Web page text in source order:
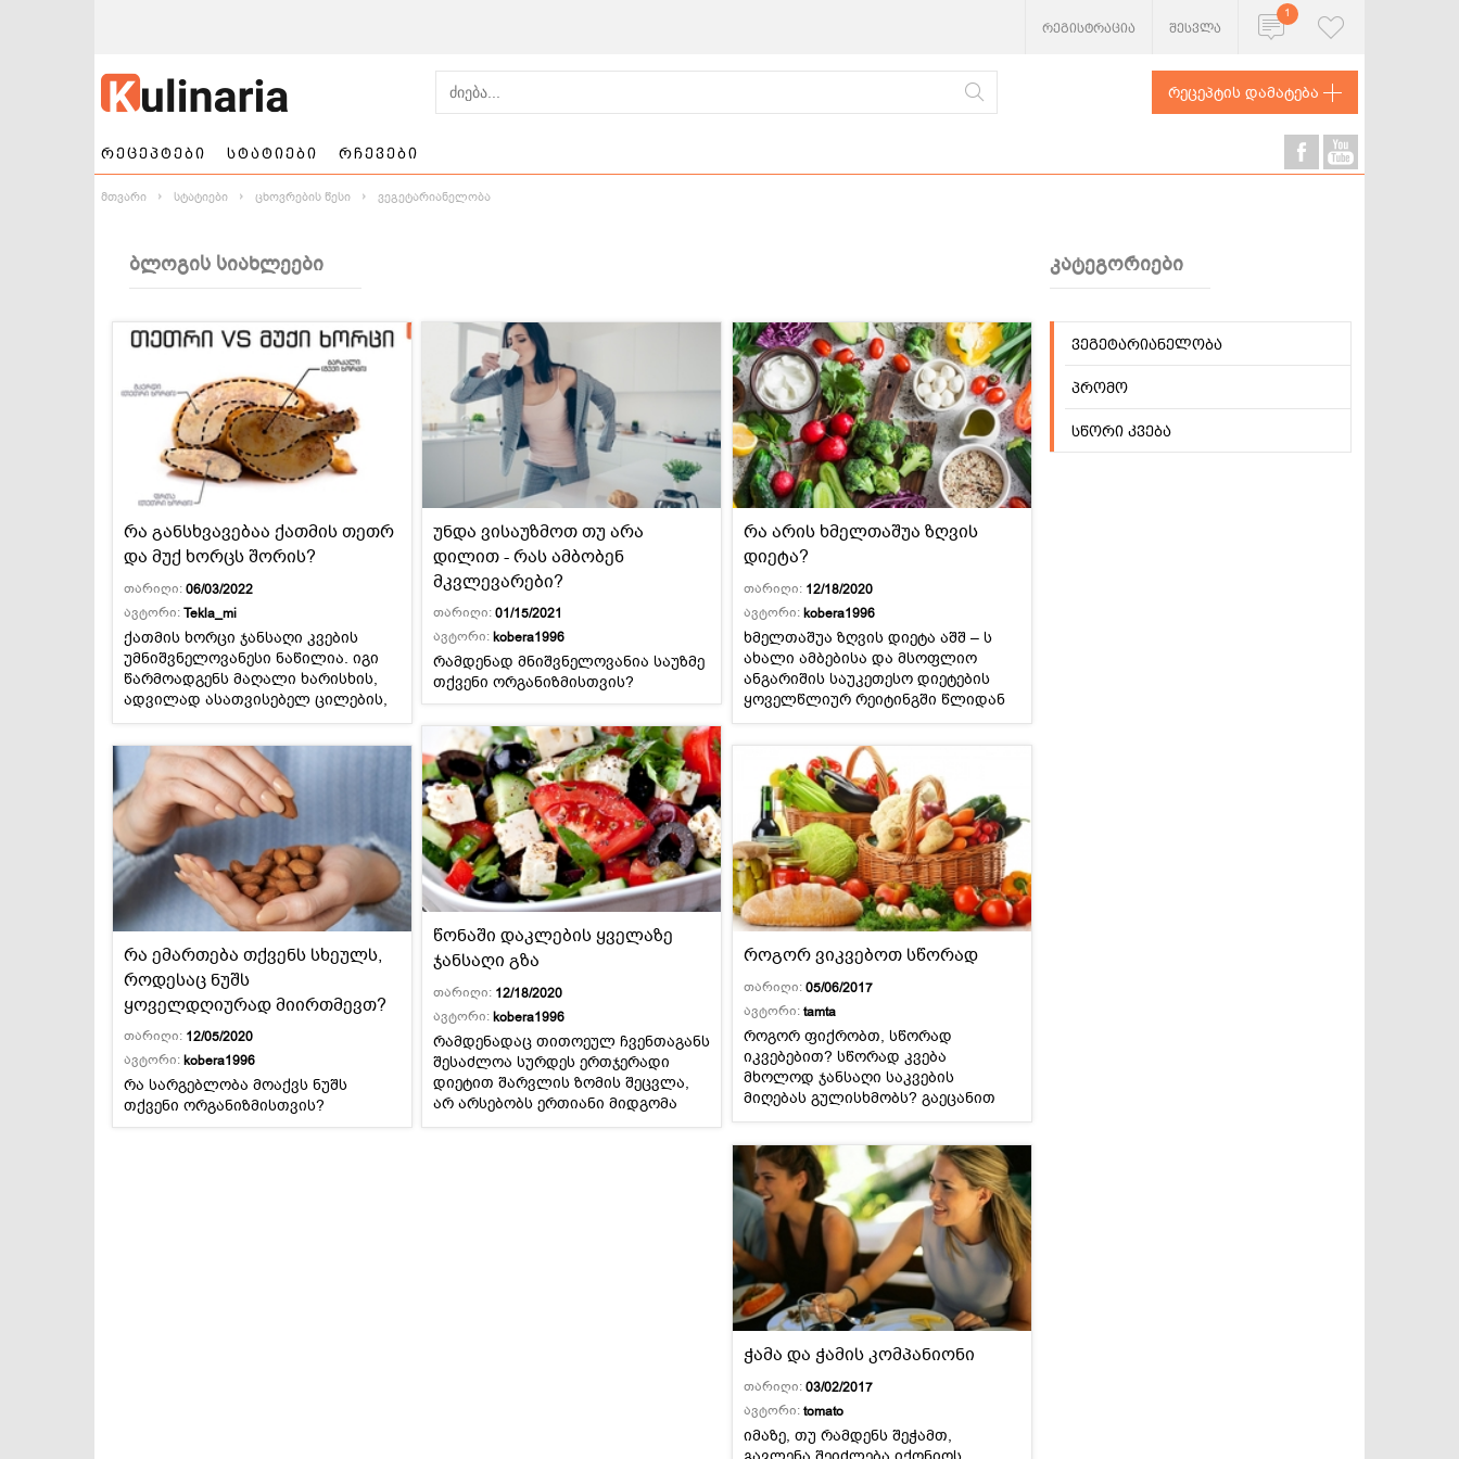
რეგისტრაცია შესვლა
1
რეცეპტის დამატება
რეცეპტები
ნამცხვრები და
ტორტები
სალათები
ქართული
სამზარეულო
წვნიანები ცომეული ხორცეული
თევზი და
ზღვის
პროდუქტები
დესერტები და
ტკბილეულობა
სამარხვო და
ვეგეტარიანული
მსოფლიო
სამზარეულო
სადღესასწაულო
პასტა და
სტატიები რჩევები
მთვარი სტატიები ცხოვრების წესი ვეგეტარიანელობა
ბლოგის სიახლეები
რა განსხვავებაა ქათმის თეთრ
და მუქ ხორცს შორის?
თარიღი:06/03/2022
ავტორი:Tekla_mi
ქათმის ხორცი ჯანსაღი კვების
უმნიშვნელოვანესი ნაწილია. იგი
წარმოადგენს მაღალი ხარისხის,
ადვილად ასათვისებელ ცილების,
ვიტამინების, ამინომჟავებისა და
მინერალური ნივთიერებების
შეუცვლელ წყაროს ნებისმიერი
ასაკის ორგანიზმისთვის. როდესაც
საქმე ეხება ქათმის ნაჭრის
არჩევას, რომელს ანიჭებთ
უპირატესობას ქათმის თეთრ თუ
მუქ ხორცს? ქათმის ფრთები და
მკერდი თეთრ ხორცად ითვლება,
ქათმის ბარკლები კი მუქად.
უნდა ვისაუზმოთ თუ არა
დილით - რას ამბობენ
მკვლევარები?
თარიღი:01/15/2021
ავტორი:kobera1996
რამდენად მნიშვნელოვანია საუზმე
თქვენი ორგანიზმისთვის?
რა არის ხმელთაშუა ზღვის
დიეტა?
თარიღი: 12/18/2020
ავტორი:kobera1996
ხმელთაშუა ზღვის დიეტა აშშ – ს
ახალი ამბებისა და მსოფლიო
ანგარიშის საუკეთესო დიეტების
ყოველწლიურ რეიტინგში წლიდან
წლამდე ზედა დონეებს იკავებს.
წონაში დაკლების ყველაზე
ჯანსაღი გზა
თარიღი: 12/18/2020
ავტორი:kobera1996
რამდენადაც თითოეულ ჩვენთაგანს
შესაძლოა სურდეს ერთჯერადი
დიეტით შარვლის ზომის შეცვლა,
არ არსებობს ერთიანი მიდგომა
კილოგრამების ჩამოსაკლებად.
რა ემართება თქვენს სხეულს,
როდესაც ნუშს
ყოველდღიურად მიირთმევთ?
თარიღი: 12/05/2020
ავტორი:kobera1996
რა სარგებლობა მოაქვს ნუშს
თქვენი ორგანიზმისთვის?
როგორ ვიკვებოთ სწორად
თარიღი:05/06/2017
ავტორი:tamta
როგორ ფიქრობთ, სწორად
იკვებებით? სწორად კვება
მხოლოდ ჯანსაღი საკვების
მიღებას გულისხმობს? გაეცანით
დიეტოლოგთა რჩევებს, თუ როგორ
ვიკვებოთ სწორად.
ჭამა და ჭამის კომპანიონი
თარიღი:03/02/2017
ავტორი:tomato
იმაზე, თუ რამდენს შეჭამთ,
კატეგორიები
ვეგეტარიანელობა
პრომო
სწორი კვება